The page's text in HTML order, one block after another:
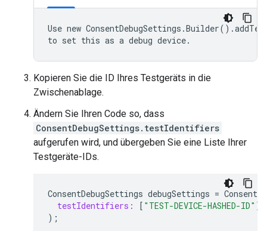
Use new
Kopieren Sie die ID Ihres Testgeräts in die
Zwischenablage.
Ändern Sie Ihren Code so, dass
ConsentDebugSettings.testIdentifiers
aufgerufen wird, und übergeben Sie eine Liste Ihrer
Testgeräte-IDs.
ConsentDebugSettings debugSettings =
testIdentifiers:
[ "TEST-DEVICE-HASHED-ID" ],
);